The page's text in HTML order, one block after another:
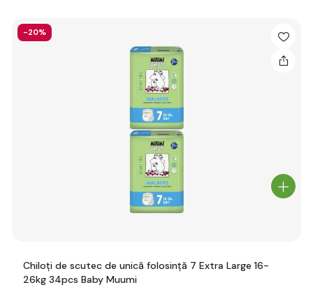
-20%
Chiloți de scutec de unică folosință 7 Extra Large 16-
26kg 34pcs Baby Muumi